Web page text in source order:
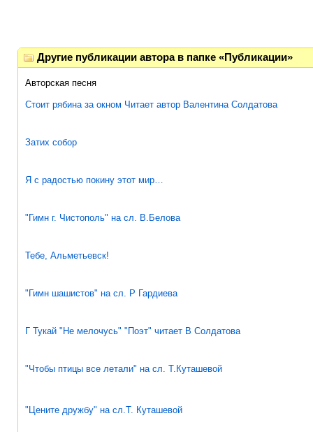
Другие публикации автора в папке «Публикации»
Авторская песня
Стоит рябина за окном Читает автор Валентина Солдатова
Затих собор
Я с радостью покину этот мир…
"Гимн г. Чистополь" на сл. В.Белова
Тебе, Альметьевск!
"Гимн шашистов" на сл. Р Гардиева
Г Тукай "Не мелочусь" "Поэт" читает В Солдатова
"Чтобы птицы все летали" на сл. Т.Куташевой
"Цените дружбу" на сл.Т. Куташевой